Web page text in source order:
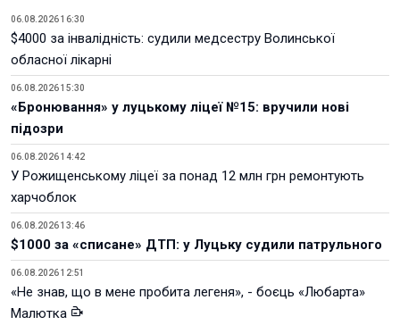
06.08.2026 16:30
$4000 за інвалідність: судили медсестру Волинської
обласної лікарні
06.08.2026 15:30
«Бронювання» у луцькому ліцеї №15: вручили нові
підозри
06.08.2026 14:42
У Рожищенському ліцеї за понад 12 млн грн ремонтують
харчоблок
06.08.2026 13:46
$1000 за «списане» ДТП: у Луцьку судили патрульного
06.08.2026 12:51
«Не знав, що в мене пробита легеня», - боєць «Любарта»
Малютка